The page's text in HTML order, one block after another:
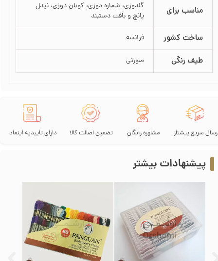
مناسب برای
گلدوزی، شماره دوزی، کوبلن دوزی، نیدل
پانچ و بافت دستبند
ساخت کشور فرانسه
طیف رنگی صورتی
تضمین اصالت کالا مشاوره رایگان سریع پیشتاز دارای تاییدیه اینماد
پیشنهادات بیشتر